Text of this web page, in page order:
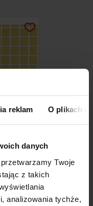
reklam O plikach
danych
przetwarzamy Twoje
z takich
analizowania tychże,